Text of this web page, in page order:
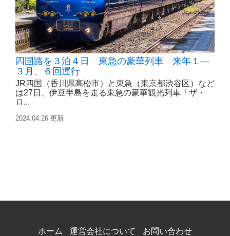
四国路を３泊４日 東急の豪華列車 来年１―
３月、６回運行
JR四国（香川県高松市）と東急（東京都渋谷区）など
は27日、伊豆半島を走る東急の豪華観光列車「ザ・
ロ...
2024.04.26 更新
ホーム 運営会社について お問い合わせ